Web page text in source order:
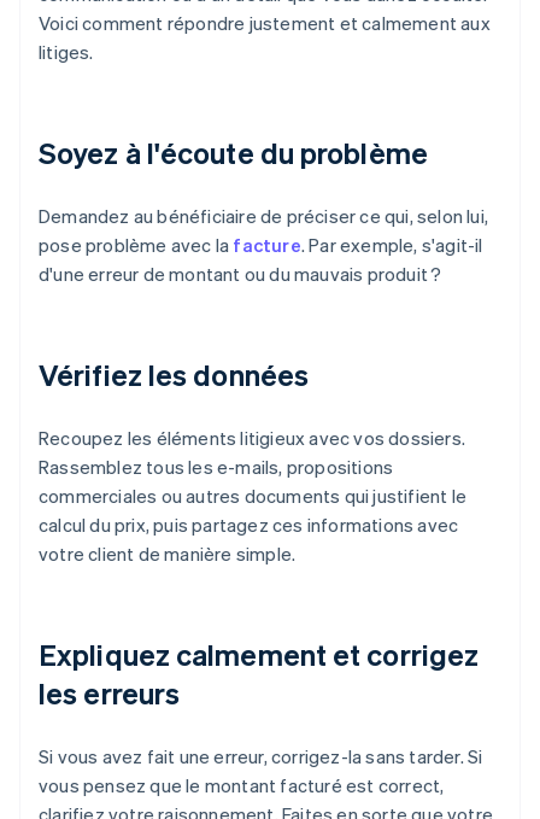
Voici comment répondre justement et calmement aux
litiges.
Soyez à l'écoute du problème
Demandez au bénéficiaire de préciser ce qui, selon lui,
pose problème avec la facture. Par exemple, s'agit-il
d'une erreur de montant ou du mauvais produit ?
Vérifiez les données
Recoupez les éléments litigieux avec vos dossiers.
Rassemblez tous les e-mails, propositions
commerciales ou autres documents qui justifient le
calcul du prix, puis partagez ces informations avec
votre client de manière simple.
Expliquez calmement et corrigez
les erreurs
Si vous avez fait une erreur, corrigez-la sans tarder. Si
vous pensez que le montant facturé est correct,